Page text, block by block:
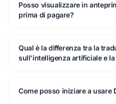
Posso visualizzare in
prima di pagare?
Qual è la differenza tra la
sull'intelligenza artificiale e
Come posso iniziare a usare